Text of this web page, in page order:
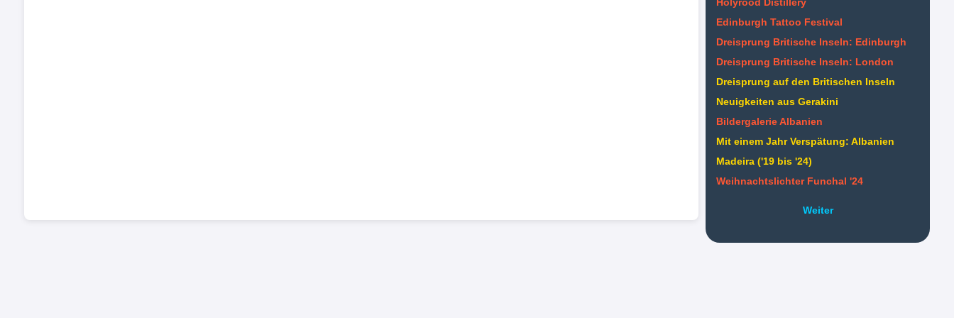
Edinburgh Tattoo Festival
Dreisprung Britische Inseln: Edinburgh
Dreisprung Britische Inseln: London
Dreisprung auf den Britischen Inseln
Neuigkeiten aus Gerakini
Bildergalerie Albanien
Mit einem Jahr Verspätung: Albanien
Madeira ('19 bis '24)
Weihnachtslichter Funchal '24
Weiter